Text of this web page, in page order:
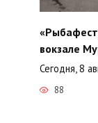
вокзале
Сегодня, 8
88